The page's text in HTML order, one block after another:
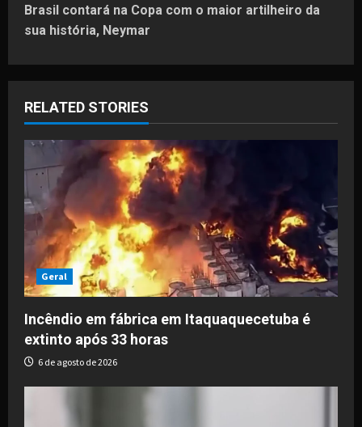
t
a
v
i
g
a
i
o
n
Brasil contará na Copa com o maior artilheiro da
sua história, Neymar
RELATED STORIES
Geral
Incêndio em fábrica em Itaquaquecetuba é
extinto após 33 horas
6 de agosto de 2026